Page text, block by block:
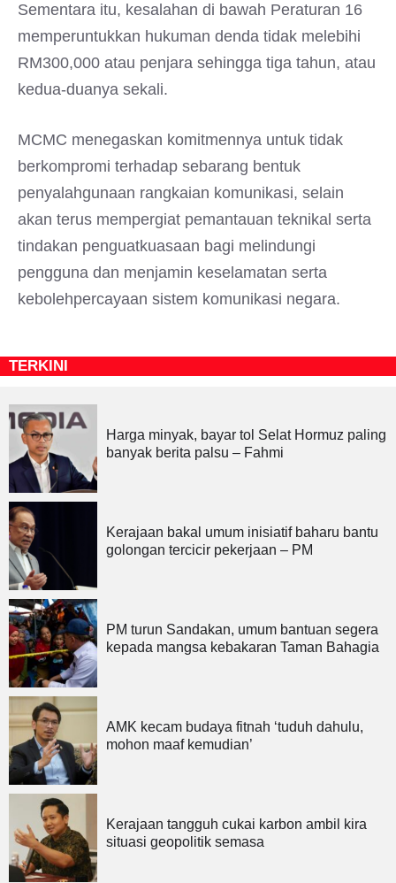
Sementara itu, kesalahan di bawah Peraturan 16
memperuntukkan hukuman denda tidak melebihi
RM300,000 atau penjara sehingga tiga tahun, atau
kedua-duanya sekali.
MCMC menegaskan komitmennya untuk tidak
berkompromi terhadap sebarang bentuk
penyalahgunaan rangkaian komunikasi, selain
akan terus mempergiat pemantauan teknikal serta
tindakan penguatkuasaan bagi melindungi
pengguna dan menjamin keselamatan serta
kebolehpercayaan sistem komunikasi negara.
TERKINI
Harga minyak, bayar tol Selat Hormuz paling
banyak berita palsu – Fahmi
Kerajaan bakal umum inisiatif baharu bantu
golongan tercicir pekerjaan – PM
PM turun Sandakan, umum bantuan segera
kepada mangsa kebakaran Taman Bahagia
AMK kecam budaya fitnah ‘tuduh dahulu,
mohon maaf kemudian’
Kerajaan tangguh cukai karbon ambil kira
situasi geopolitik semasa